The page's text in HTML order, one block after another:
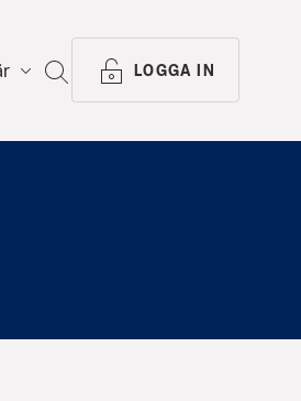
SÖK LOGGA IN